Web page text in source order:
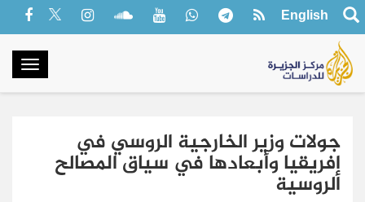
English
جولات وزير الخارجية الروسي في
إفريقيا وأبعادها في سياق المصالح
الروسية